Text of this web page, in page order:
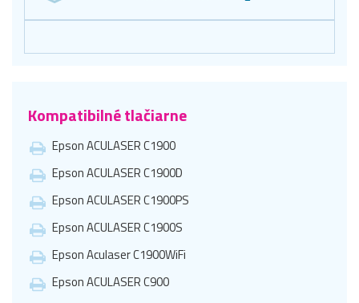
Kompatibilné tlačiarne
Epson ACULASER C1900
Epson ACULASER C1900D
Epson ACULASER C1900PS
Epson ACULASER C1900S
Epson Aculaser C1900WiFi
Epson ACULASER C900